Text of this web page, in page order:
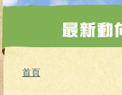
首頁